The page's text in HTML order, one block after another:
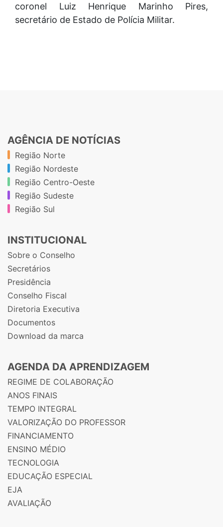
coronel Luiz Henrique Marinho Pires,
secretário de Estado de Polícia Militar.
AGÊNCIA DE NOTÍCIAS
Região Norte
Região Nordeste
Região Centro-Oeste
Região Sudeste
Região Sul
INSTITUCIONAL
Sobre o Conselho
Secretários
Presidência
Conselho Fiscal
Diretoria Executiva
Documentos
Download da marca
AGENDA DA APRENDIZAGEM
REGIME DE COLABORAÇÃO
ANOS FINAIS
TEMPO INTEGRAL
VALORIZAÇÃO DO PROFESSOR
FINANCIAMENTO
ENSINO MÉDIO
TECNOLOGIA
EDUCAÇÃO ESPECIAL
EJA
AVALIAÇÃO